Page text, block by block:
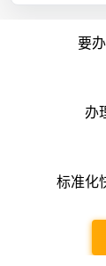
要
办
标准化